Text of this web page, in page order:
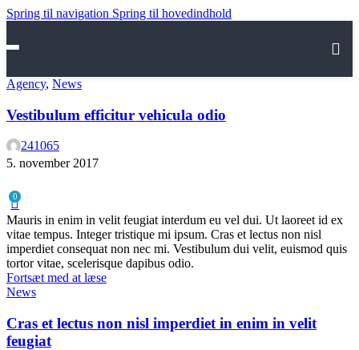
Spring til navigation Spring til hovedindhold
FAQ
Handelsbetingelser
Agency, News
Vestibulum efficitur vehicula odio
241065
5. november 2017
0
Mauris in enim in velit feugiat interdum eu vel dui. Ut laoreet id ex
vitae tempus. Integer tristique mi ipsum. Cras et lectus non nisl
imperdiet consequat non nec mi. Vestibulum dui velit, euismod quis
tortor vitae, scelerisque dapibus odio.
Fortsæt med at læse
News
Cras et lectus non nisl imperdiet in enim in velit
feugiat